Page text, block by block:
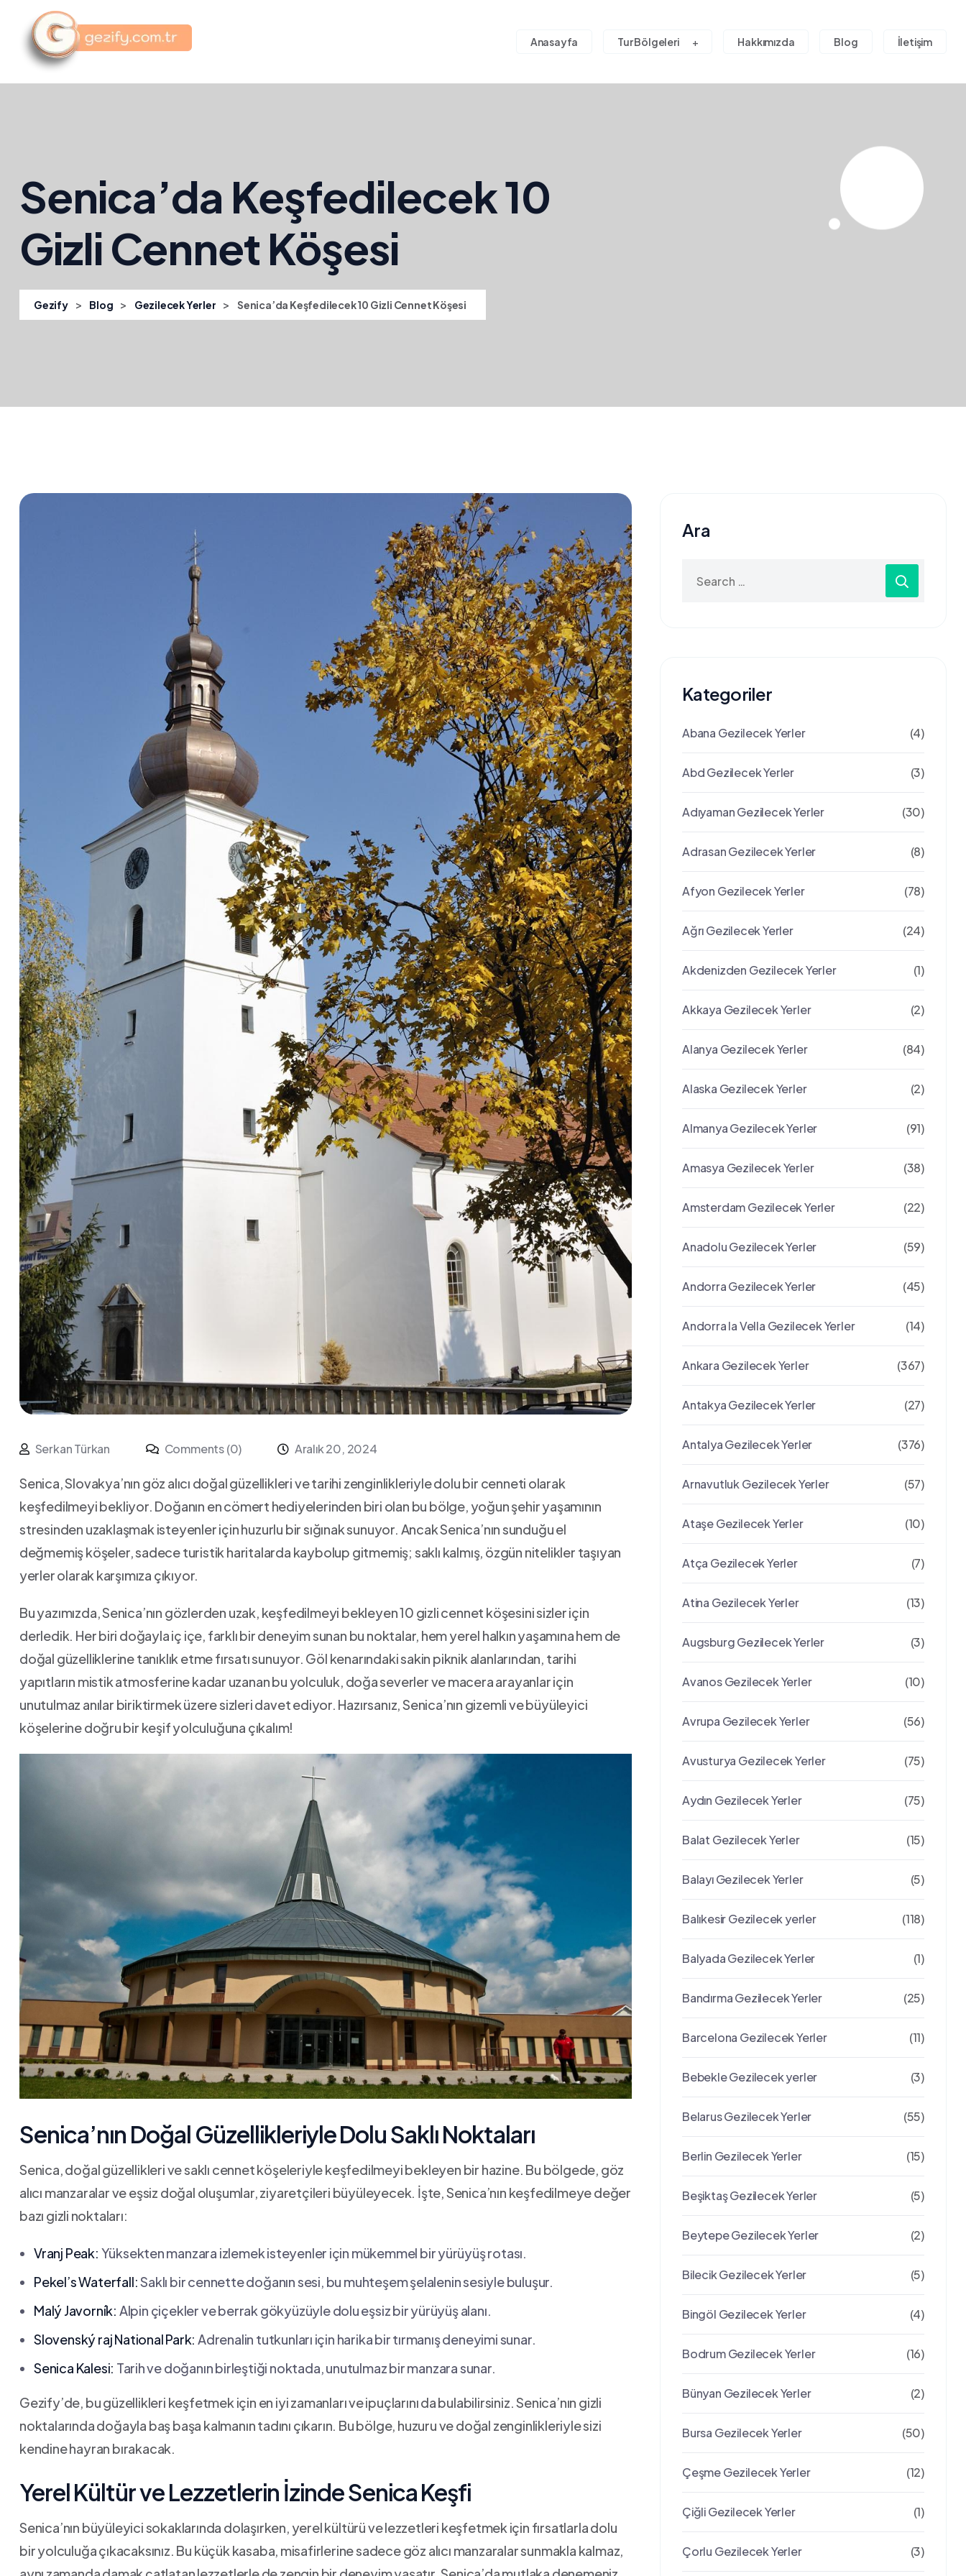
Anasayfa Tur Bölgeleri Hakkımızda Blog İletişim
Senica’da Keşfedilecek 10
Gizli Cennet Köşesi
Gezify > Blog > Gezilecek Yerler > Senica’da Keşfedilecek 10 Gizli Cennet Köşesi
Serkan Türkan Comments (0) Aralık 20, 2024
Senica, Slovakya’nın göz alıcı⁢ doğal güzellikleri ve tarihi ‍zenginlikleriyle‌ dolu bir cenneti ⁣olarak
‍keşfedilmeyi bekliyor. Doğanın en cömert⁣ hediyelerinden biri olan bu bölge, yoğun ‍şehir yaşamının
stresinden uzaklaşmak isteyenler için ‍huzurlu bir sığınak sunuyor. Ancak⁤ Senica’nın ⁣sunduğu⁣ el
⁤değmemiş ‌köşeler, sadece‌ turistik haritalarda kaybolup gitmemiş; saklı kalmış, özgün nitelikler taşıyan
⁤yerler olarak ⁤karşımıza çıkıyor.
Bu yazımızda,⁤ Senica’nın ‍gözlerden‍ uzak, keşfedilmeyi​ bekleyen 10 ​gizli cennet köşesini ⁢sizler⁣ için
derledik. Her⁣ biri doğayla iç içe, farklı⁤ bir deneyim sunan bu‍ noktalar,⁣ hem yerel‍ halkın ⁣yaşamına hem‌ de
doğal‍ güzelliklerine tanıklık etme ‌fırsatı sunuyor. ⁣Göl kenarındaki sakin piknik alanlarından, tarihi
yapıtların mistik atmosferine ‌kadar⁢ uzanan bu yolculuk, ​doğa⁢ severler ve ⁢macera arayanlar için
unutulmaz anılar biriktirmek üzere sizleri‌ davet ediyor. ⁤Hazırsanız, Senica’nın⁢ gizemli ve büyüleyici
köşelerine ‍doğru⁤ bir keşif ⁤yolculuğuna çıkalım!
Senica’nın Doğal Güzellikleriyle⁣ Dolu Saklı Noktaları
Senica,​ doğal güzellikleri ve saklı cennet köşeleriyle keşfedilmeyi bekleyen bir hazine. Bu ​bölgede, ‍göz⁣
alıcı manzaralar ve eşsiz ‍doğal oluşumlar, ziyaretçileri büyüleyecek. İşte, Senica’nın keşfedilmeye‍ değer
‌bazı gizli⁤ noktaları:
Vranj Peak: Yüksekten ⁢manzara izlemek ‍isteyenler⁣ için mükemmel bir ⁢yürüyüş rotası.
Pekel’s Waterfall:‌Saklı bir cennette doğanın sesi, bu muhteşem şelalenin sesiyle buluşur.
Malý ⁤Javorník: Alpin çiçekler ve berrak gökyüzüyle dolu ⁤eşsiz bir⁢ yürüyüş‌ alanı.
Slovenský ‌raj National ⁢Park: Adrenalin tutkunları⁣ için harika bir⁢ tırmanış deneyimi sunar.
Senica Kalesi: ⁢Tarih ⁣ve doğanın birleştiği noktada, unutulmaz bir ​manzara sunar.
Gezify’de, bu güzellikleri keşfetmek için en iyi zamanları ve ⁣ipuçlarını ⁣da bulabilirsiniz. Senica’nın gizli
noktalarında doğayla baş ‍başa‌ kalmanın tadını çıkarın. Bu bölge, huzuru ve doğal zenginlikleriyle sizi
kendine hayran bırakacak.
Yerel⁣ Kültür ve Lezzetlerin İzinde Senica ⁣Keşfi
Senica’nın büyüleyici sokaklarında dolaşırken, yerel kültürü ve⁤ lezzetleri​ keşfetmek⁣ için fırsatlarla dolu⁣
bir yolculuğa çıkacaksınız. ​Bu küçük kasaba, ⁣misafirlerine sadece göz alıcı manzaralar sunmakla kalmaz,
Ara
for:
Kategoriler
Abana Gezilecek Yerler (4)
Abd Gezilecek Yerler (3)
Adıyaman Gezilecek Yerler (30)
Adrasan Gezilecek Yerler (8)
Afyon Gezilecek Yerler (78)
Ağrı Gezilecek Yerler (24)
Akdenizden Gezilecek Yerler (1)
Akkaya Gezilecek Yerler (2)
Alanya Gezilecek Yerler (84)
Alaska Gezilecek Yerler (2)
Almanya Gezilecek Yerler (91)
Amasya Gezilecek Yerler (38)
Amsterdam Gezilecek Yerler (22)
Anadolu Gezilecek Yerler (59)
Andorra Gezilecek Yerler (45)
Andorra la Vella Gezilecek Yerler (14)
Ankara Gezilecek Yerler (367)
Antakya Gezilecek Yerler (27)
Antalya Gezilecek Yerler (376)
Arnavutluk Gezilecek Yerler (57)
Ataşe Gezilecek Yerler (10)
Atça Gezilecek Yerler (7)
Atina Gezilecek Yerler (13)
Augsburg Gezilecek Yerler (3)
Avanos Gezilecek Yerler (10)
Avrupa Gezilecek Yerler (56)
Avusturya Gezilecek Yerler (75)
Aydın Gezilecek Yerler (75)
Balat Gezilecek Yerler (15)
Balayı Gezilecek Yerler (5)
Balıkesir Gezilecek yerler (118)
Balyada Gezilecek Yerler (1)
Bandırma Gezilecek Yerler (25)
Barcelona Gezilecek Yerler (11)
Bebekle Gezilecek yerler (3)
Belarus Gezilecek Yerler (55)
Berlin Gezilecek Yerler (15)
Beşiktaş Gezilecek Yerler (5)
Beytepe Gezilecek Yerler (2)
Bilecik Gezilecek Yerler (5)
Bingöl Gezilecek Yerler (4)
Bodrum Gezilecek Yerler (16)
Bünyan Gezilecek Yerler (2)
Bursa Gezilecek Yerler (50)
Çeşme Gezilecek Yerler (12)
Çiğli Gezilecek Yerler (1)
Çorlu Gezilecek Yerler (3)